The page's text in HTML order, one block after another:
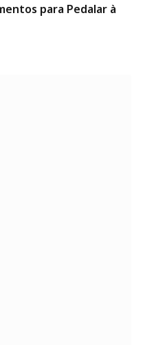
para Pedalar à